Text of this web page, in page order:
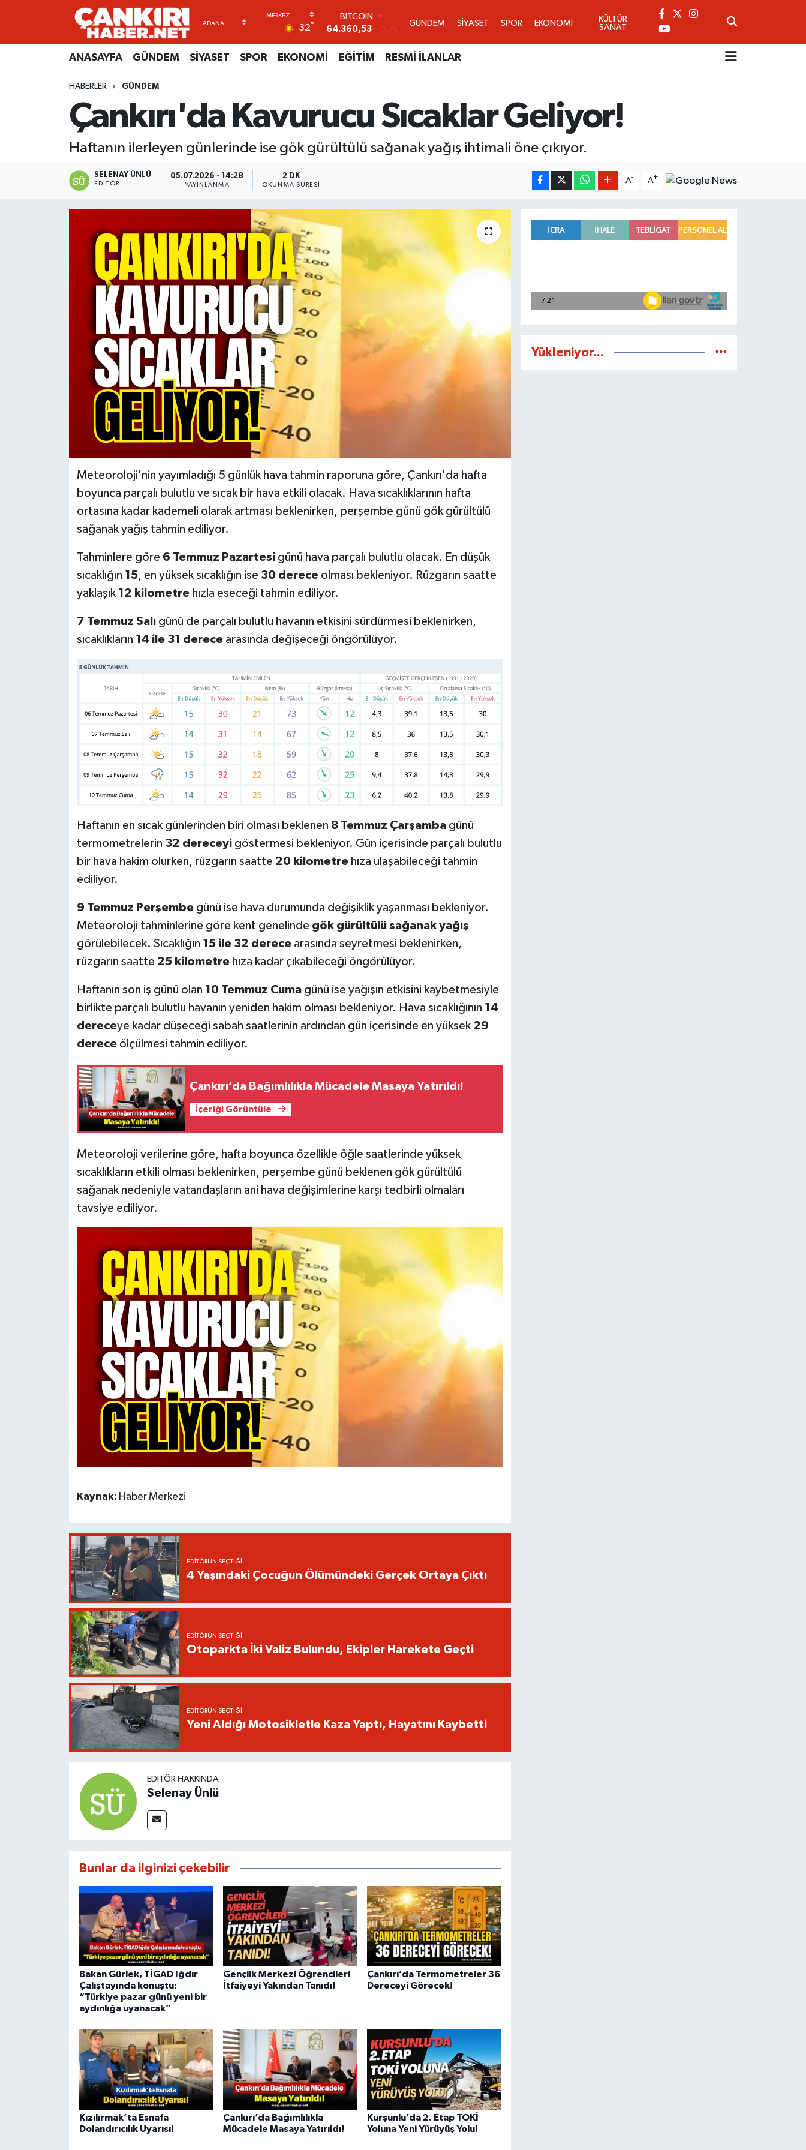
32°
DOLAR
47,7069
0.17
55,0265 0.01
2.12
BİST100
13.887
64
BITCOIN
64.360,53
-0.76
GÜNDEM SİYASET SPOR EKONOMİ
KÜLTÜR
SANAT
ANASAYFA GÜNDEM SİYASET SPOR EKONOMİ EĞİTİM RESMİ İLANLAR
HABERLER GÜNDEM
Çankırı'da Kavurucu Sıcaklar Geliyor!
Haftanın ilerleyen günlerinde ise gök gürültülü sağanak yağış ihtimali öne çıkıyor.
SELENAY ÜNLÜ
EDITÖR
05.07.2026 - 14:28
YAYINLANMA
2 DK
OKUNMA SÜRESI
A- A+
Meteoroloji'nin yayımladığı 5 günlük hava tahmin raporuna göre, Çankırı'da hafta
boyunca parçalı bulutlu ve sıcak bir hava etkili olacak. Hava sıcaklıklarının hafta
ortasına kadar kademeli olarak artması beklenirken, perşembe günü gök gürültülü
sağanak yağış tahmin ediliyor.
Tahminlere göre 6 Temmuz Pazartesigünü hava parçalı bulutlu olacak. En düşük
sıcaklığın 15, en yüksek sıcaklığın ise 30 dereceolması bekleniyor. Rüzgarın saatte
yaklaşık 12 kilometrehızla eseceği tahmin ediliyor.
7 Temmuz Salıgünü de parçalı bulutlu havanın etkisini sürdürmesi beklenirken,
sıcaklıkların 14 ile 31 derecearasında değişeceği öngörülüyor.
Haftanın en sıcak günlerinden biri olması beklenen 8 Temmuz Çarşambagünü
termometrelerin 32 dereceyigöstermesi bekleniyor. Gün içerisinde parçalı bulutlu
bir hava hakim olurken, rüzgarın saatte 20 kilometrehıza ulaşabileceği tahmin
ediliyor.
9 Temmuz Perşembegünü ise hava durumunda değişiklik yaşanması bekleniyor.
Meteoroloji tahminlerine göre kent genelinde gök gürültülü sağanak yağış
görülebilecek. Sıcaklığın 15 ile 32 derecearasında seyretmesi beklenirken,
rüzgarın saatte 25 kilometrehıza kadar çıkabileceği öngörülüyor.
Haftanın son iş günü olan 10 Temmuz Cumagünü ise yağışın etkisini kaybetmesiyle
birlikte parçalı bulutlu havanın yeniden hakim olması bekleniyor. Hava sıcaklığının 14
dereceye kadar düşeceği sabah saatlerinin ardından gün içerisinde en yüksek 29
dereceölçülmesi tahmin ediliyor.
Çankırı’da Bağımlılıkla Mücadele Masaya Yatırıldı!
İçeriği Görüntüle
Meteoroloji verilerine göre, hafta boyunca özellikle öğle saatlerinde yüksek
sıcaklıkların etkili olması beklenirken, perşembe günü beklenen gök gürültülü
sağanak nedeniyle vatandaşların ani hava değişimlerine karşı tedbirli olmaları
tavsiye ediliyor.
Kaynak: Haber Merkezi
EDITÖRÜN SEÇTIĞI
4 Yaşındaki Çocuğun Ölümündeki Gerçek Ortaya Çıktı
EDITÖRÜN SEÇTIĞI
Otoparkta İki Valiz Bulundu, Ekipler Harekete Geçti
EDITÖRÜN SEÇTIĞI
Yeni Aldığı Motosikletle Kaza Yaptı, Hayatını Kaybetti
EDITÖR HAKKINDA
Selenay Ünlü
Bunlar da ilginizi çekebilir
Bakan Gürlek, TİGAD Iğdır
Çalıştayında konuştu:
“Türkiye pazar günü yeni bir
aydınlığa uyanacak”
Gençlik Merkezi Öğrencileri
İtfaiyeyi Yakından Tanıdı!
Çankırı’da Termometreler 36
Dereceyi Görecek!
Kızılırmak’ta Esnafa
Dolandırıcılık Uyarısı!
Çankırı’da Bağımlılıkla
Mücadele Masaya Yatırıldı!
Kurşunlu’da 2. Etap TOKİ
Yoluna Yeni Yürüyüş Yolu!
Yükleniyor...
ANASAYFA
SİYASET
RESMİ İLANLAR
Künye
Gizlilik Sözleşmesi
kimdir-nedir-nasil
KÜLTÜR SANAT
VİZYONDAKİLER
Merkez Hava Durumu
Süper Lig Puan Durumu ve Fikstür
Son Dakika Haberleri